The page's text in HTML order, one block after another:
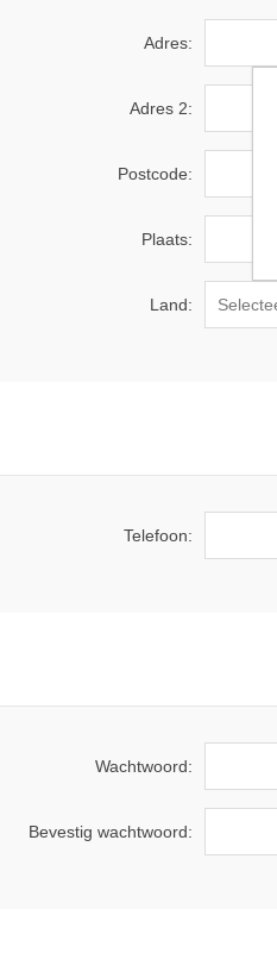
Adres:
Adres 2:
Postcode:
Plaats:
Land:
Telefoon:
Wachtwoord:
Bevestig wachtwoord: